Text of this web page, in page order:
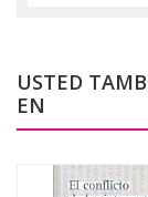
USTED
EN